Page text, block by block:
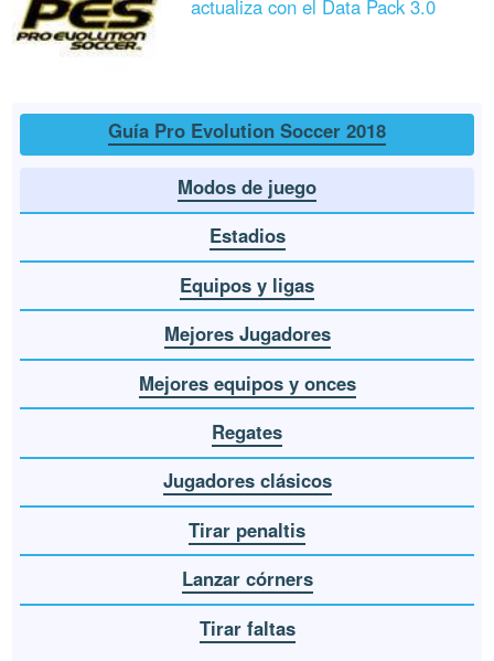
actualiza con el Data Pack 3.0
Guía Pro Evolution Soccer 2018
Modos de juego
Estadios
Equipos y ligas
Mejores Jugadores
Mejores equipos y onces
Regates
Jugadores clásicos
Tirar penaltis
Lanzar córners
Tirar faltas